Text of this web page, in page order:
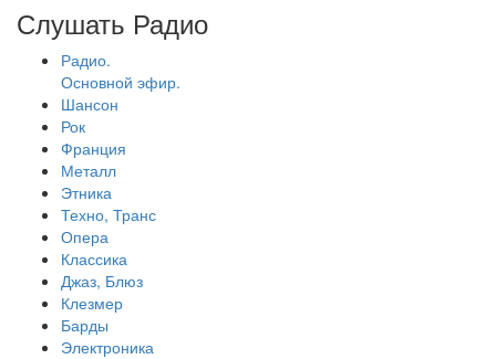
Слушать Радио
Радио.
Основной эфир.
Шансон
Рок
Франция
Металл
Этника
Техно, Транс
Опера
Классика
Джаз, Блюз
Клезмер
Барды
Электроника